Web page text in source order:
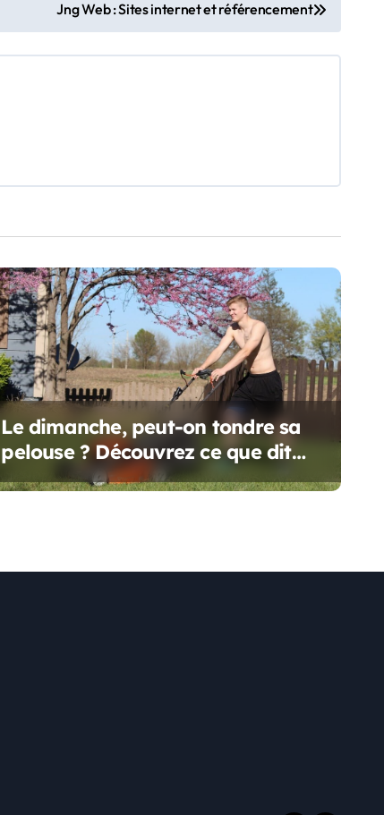
Jng Web : Sites internet et référencement
Le dimanche, peut-on tondre sa
pelouse ? Découvrez ce que dit
vraiment la réglementation